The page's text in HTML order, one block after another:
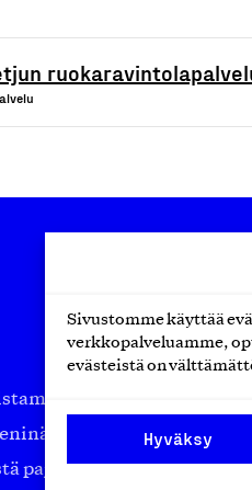
Sivustomme käyttää
verkkopalveluamme,
evästeistä on
Hyväksy
puolueeton,
on koko
pajoista ja yhteisöistä